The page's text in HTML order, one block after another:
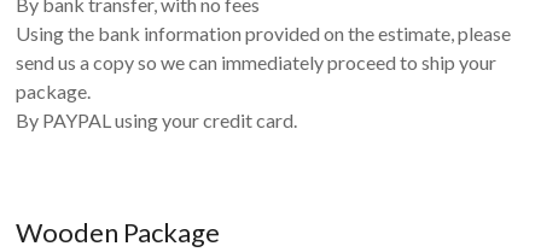
Using the bank information provided on the estimate, please
send us a copy so we can immediately proceed to ship your
package.
By PAYPAL using your credit card.
Wooden Package